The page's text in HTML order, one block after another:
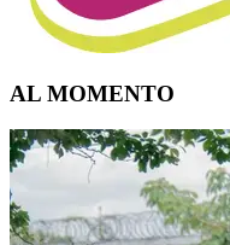
AL MOMENTO